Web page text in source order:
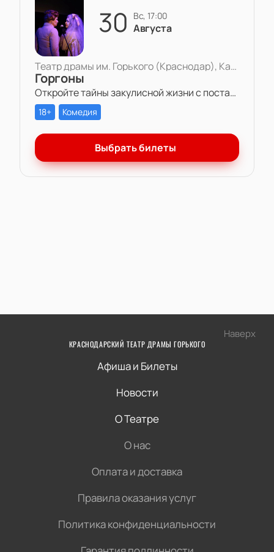
30 вс, 17:00
Августа
Театр драмы им. Горького (Краснодар), Камерная сцена
Горгоны
Откройте тайны закулисной жизни с постановкой «Горгоны» в Театре драмы им. Горького. Две актрисы, одна роль и многолетняя вражда – станьте свидетелем захватывающей игры амбиций и чувств на театральной сцене.
18+ Комедия
Выбрать билеты
Наверх
КРАСНОДАРСКИЙ ТЕАТР ДРАМЫ ГОРЬКОГО
Афиша и Билеты
Новости
О Театре
О нас
Оплата и доставка
Правила оказания услуг
Политика конфиденциальности